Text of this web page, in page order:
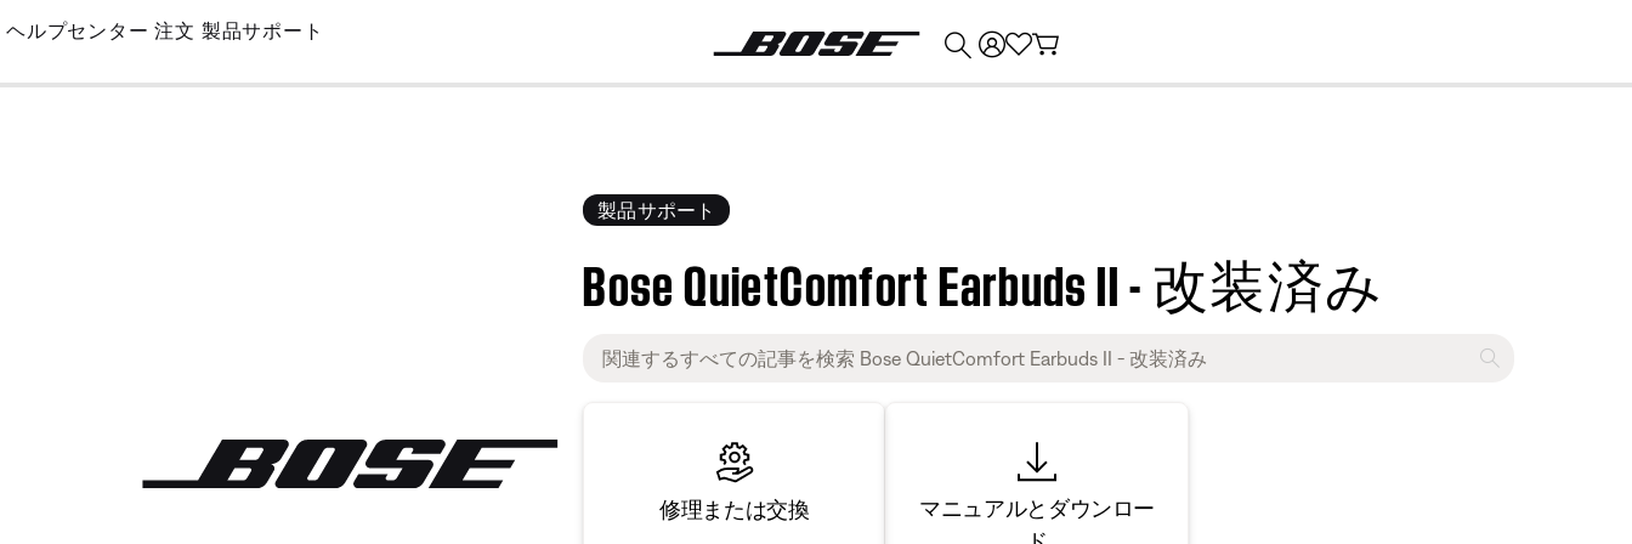
Skip
Main
ヘルプセンター 注文 製品サポート
製品サポート
Bose QuietComfort Earbuds II - 改装済み
修理または交換
マニュアルとダウンロー